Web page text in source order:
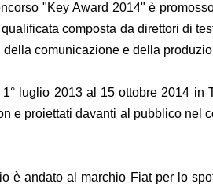
"Key Award 2014" è
composta da direttori di
comunicazione e della
luglio 2013 al 15 ottobre 2014 in
e proiettati davanti al pubblico nel
è andato al marchio Fiat per lo